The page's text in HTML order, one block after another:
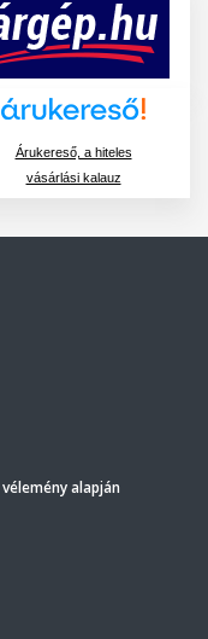
Árukereső, a hiteles
vásárlási kalauz
alapján